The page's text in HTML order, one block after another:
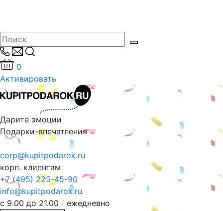
0
Активировать
Дарите эмоции
Подарки-впечатления
corp@kupitpodarok.ru
корп. клиентам
+7 (495) 225-45-90
info@kupitpodarok.ru
с 9.00 до 21.00 / ежедневно